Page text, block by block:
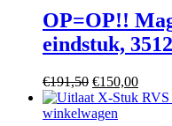
OP=OP!!
eindstuk,
€191,50
prijs
was:
€150,00
prijs
winkelwagen